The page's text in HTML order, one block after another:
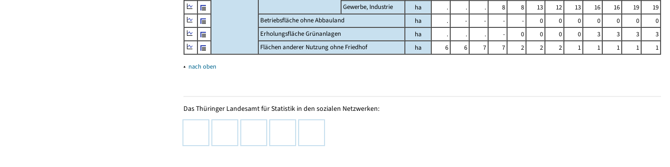
Gewerbe, Industrie
ha . . . 8 8 13 12 13 16 16 19
19
Betriebsfläche ohne Abbauland
ha . - - - - 0 0 0 0 0 0
0
Erholungsfläche Grünanlagen
ha . . . - 0 0 0 0 3 3 3
3
Flächen anderer Nutzung ohne Friedhof
ha 6 6 7 7 2 2 2 1 1 1 1 1
▴ nach oben
Das Thüringer Landesamt für Statistik in den sozialen Netzwerken: